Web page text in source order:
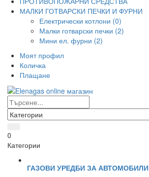
МАЛКИ ГОТВАРСКИ ПЕЧКИ И ФУРНИ
Електрически котлони (0)
Малки готварски печки (2)
Мини ел. фурни (2)
Моят профил
Количка
Плащане
0
Категории
ГАЗОВИ УРЕДБИ ЗА АВТОМОБИЛИ